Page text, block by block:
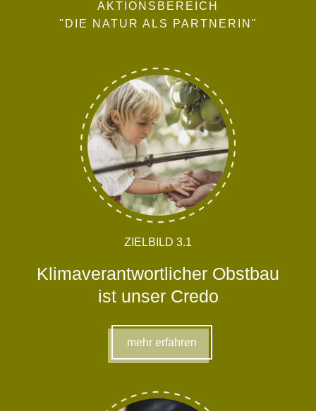
AKTIONSBEREICH
"DIE NATUR ALS PARTNERIN"
ZIELBILD 3.1
Klimaverantwortlicher Obstbau
ist unser Credo
mehr erfahren